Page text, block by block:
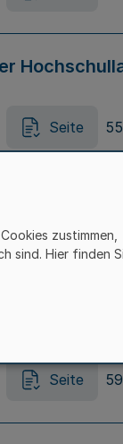
Seite
in
LADG NRW)
Seite
Seite
zustimmen,
sind. Hier finden